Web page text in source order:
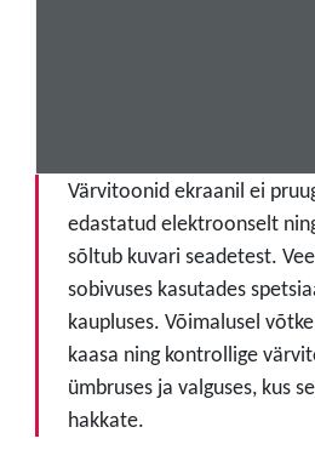
Värvitoonid ekraanil ei
edastatud elektroonselt
sõltub kuvari seadetest.
sobivuses kasutades
kaupluses. Võimalusel
kaasa ning kontrollige
ümbruses ja valguses, kus
hakkate.